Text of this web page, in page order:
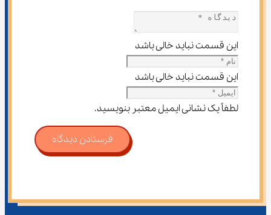
این قسمت نباید خالی باشد
این قسمت نباید خالی باشد
لطفاً یک نشانی ایمیل معتبر بنویسید.
فرستادن دیدگاه